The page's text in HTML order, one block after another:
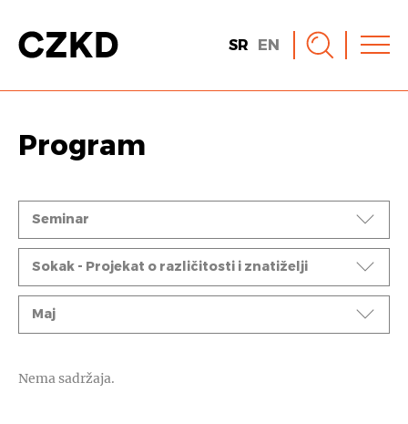
SR EN
Program
Događaji
Seminar
Ciklusi
Sokak - Projekat o različitosti i znatiželji
Mesec
Maj
Nema sadržaja.